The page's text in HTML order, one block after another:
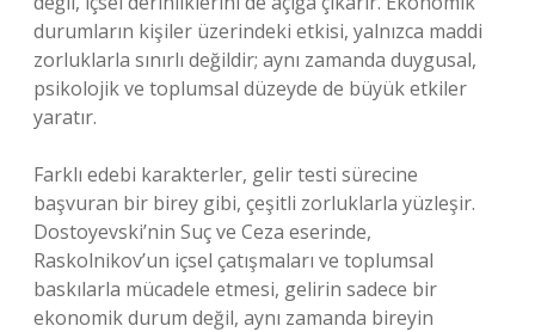
durumların kişiler üzerindeki etkisi, yalnızca maddi
zorluklarla sınırlı değildir; aynı zamanda duygusal,
psikolojik ve toplumsal düzeyde de büyük etkiler
yaratır.
Farklı edebi karakterler, gelir testi sürecine
başvuran bir birey gibi, çeşitli zorluklarla yüzleşir.
Dostoyevski’nin Suç ve Ceza eserinde,
Raskolnikov’un içsel çatışmaları ve toplumsal
baskılarla mücadele etmesi, gelirin sadece bir
ekonomik durum değil, aynı zamanda bireyin